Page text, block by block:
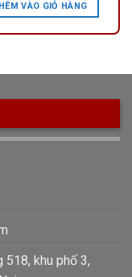
VÀO GIỎ HÀNG
khu phố 3,